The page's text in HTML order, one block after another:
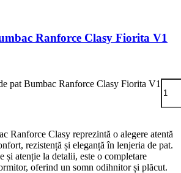
Ranforce Clasy Fiorita V1
pat Bumbac Ranforce Clasy Fiorita V1
Ranforce Clasy reprezintă o alegere atentă
rezistență și eleganță în lenjeria de pat.
și atenție la detalii, este o completare
oferind un somn odihnitor și plăcut.